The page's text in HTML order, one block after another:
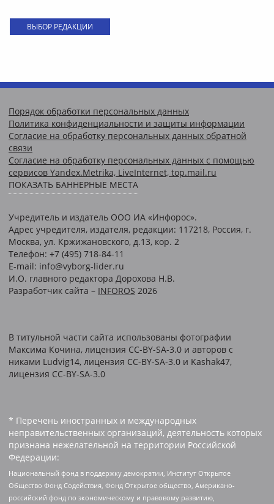
ВЫБОР РЕДАКЦИИ
Порядок обработки персональных данных
Политика конфиденциальности и защиты информации
Согласие на обработку персональных данных обратной
связи
Согласие на обработку персональных данных с помощью
сервисов Yandex.Metrika, LiveInternet, top.mail.ru
ПОКАЗАТЬ БАННЕРНЫЕ МЕСТА
Учредитель и издатель ООО ИА «Инфорос».
Адрес учредителя, издателя, редакции: 117218, Россия, г.
Москва, ул. Кржижановского, д.13, кор. 2
Телефон: +7 (495) 718-84-11
E-mail: info@vyborg-lider.ru
И.О. главного редактора Дорохова Н.В.
Разработчик сайта – INFOROS 2026
В титульной части сайта использованы фотографии
Максима Кочина, лицензия CC-BY-SA-3.0 и авторов c
никами Ludvig14, лицензия CC-BY-SA-3.0 и Kashak47,
лицензия CC-BY-SA-3.0
* Перечень иностранных и международных
неправительственных организаций, деятельность которых
признана нежелательной на территории Российской
Федерации:
Национальный фонд в поддержку демократии, Институт Открытое
Общество Фонд Содействия, Фонд Открытое общество, Американо-
российский фонд по экономическому и правовому развитию,